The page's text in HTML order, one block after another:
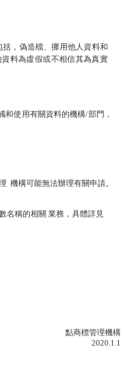
括，偽造檔、挪用他人資料和
料為虛假或不相信其為真實
和使用有關資料的機構/部門，
機構可能無法辦理有關申請。
名稱的相關 業務，具體詳見
點商標管理機構
2020.1.1